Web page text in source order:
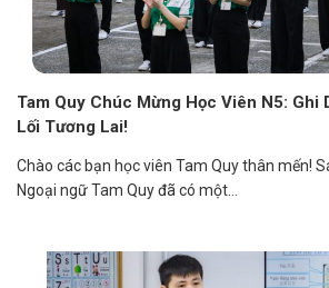
Tam Quy Chúc Mừng Học Viên N5: Ghi
Lối Tương Lai!
Chào các bạn học viên Tam Quy thân mến!
Ngoại ngữ Tam Quy đã có một...